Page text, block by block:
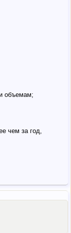
объемам;
чем за год,